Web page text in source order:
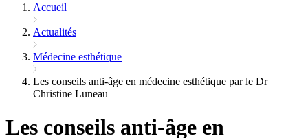
Accueil
Actualités
Médecine esthétique
Les conseils anti-âge en médecine esthétique par le Dr
Christine Luneau
Les conseils anti-âge en